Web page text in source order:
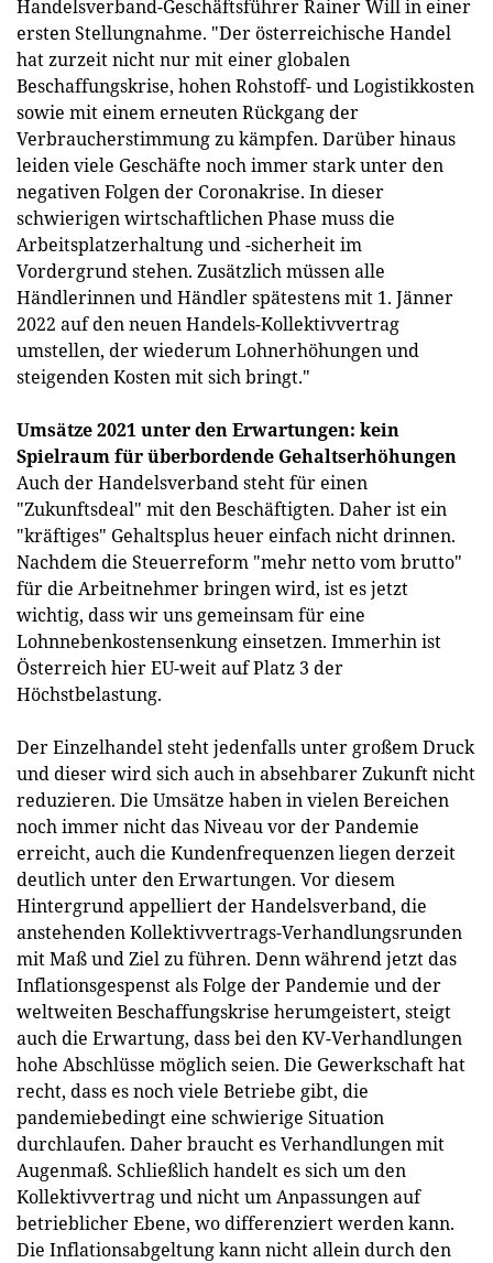
Handelsverband-Geschäftsführer Rainer Will in einer
ersten Stellungnahme. "Der österreichische Handel
hat zurzeit nicht nur mit einer globalen
Beschaffungskrise, hohen Rohstoff- und Logistikkosten
sowie mit einem erneuten Rückgang der
Verbraucherstimmung zu kämpfen. Darüber hinaus
leiden viele Geschäfte noch immer stark unter den
negativen Folgen der Coronakrise. In dieser
schwierigen wirtschaftlichen Phase muss die
Arbeitsplatzerhaltung und -sicherheit im
Vordergrund stehen. Zusätzlich müssen alle
Händlerinnen und Händler spätestens mit 1. Jänner
2022 auf den neuen Handels-Kollektivvertrag
umstellen, der wiederum Lohnerhöhungen und
steigenden Kosten mit sich bringt."
Umsätze 2021 unter den Erwartungen: kein
Spielraum für überbordende Gehaltserhöhungen
Auch der Handelsverband steht für einen
"Zukunftsdeal" mit den Beschäftigten. Daher ist ein
"kräftiges" Gehaltsplus heuer einfach nicht drinnen.
Nachdem die Steuerreform "mehr netto vom brutto"
für die Arbeitnehmer bringen wird, ist es jetzt
wichtig, dass wir uns gemeinsam für eine
Lohnnebenkostensenkung einsetzen. Immerhin ist
Österreich hier EU-weit auf Platz 3 der
Höchstbelastung.
Der Einzelhandel steht jedenfalls unter großem Druck
und dieser wird sich auch in absehbarer Zukunft nicht
reduzieren. Die Umsätze haben in vielen Bereichen
noch immer nicht das Niveau vor der Pandemie
erreicht, auch die Kundenfrequenzen liegen derzeit
deutlich unter den Erwartungen. Vor diesem
Hintergrund appelliert der Handelsverband, die
anstehenden Kollektivvertrags-Verhandlungsrunden
mit Maß und Ziel zu führen. Denn während jetzt das
Inflationsgespenst als Folge der Pandemie und der
weltweiten Beschaffungskrise herumgeistert, steigt
auch die Erwartung, dass bei den KV-Verhandlungen
hohe Abschlüsse möglich seien. Die Gewerkschaft hat
recht, dass es noch viele Betriebe gibt, die
pandemiebedingt eine schwierige Situation
durchlaufen. Daher braucht es Verhandlungen mit
Augenmaß. Schließlich handelt es sich um den
Kollektivvertrag und nicht um Anpassungen auf
betrieblicher Ebene, wo differenziert werden kann.
Die Inflationsabgeltung kann nicht allein durch den